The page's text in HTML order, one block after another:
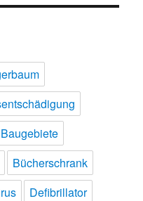
Baugebiete
Bücherschrank
Defibrillator